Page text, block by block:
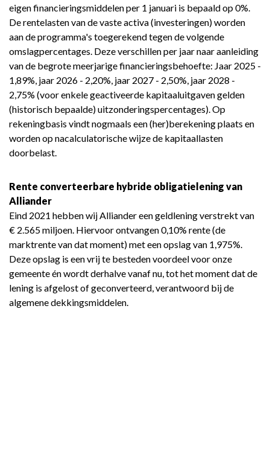
eigen financieringsmiddelen per 1 januari is bepaald op 0%.
De rentelasten van de vaste activa (investeringen) worden
aan de programma's toegerekend tegen de volgende
omslagpercentages. Deze verschillen per jaar naar aanleiding
van de begrote meerjarige financieringsbehoefte: Jaar 2025 -
1,89%, jaar 2026 - 2,20%, jaar 2027 - 2,50%, jaar 2028 -
2,75% (voor enkele geactiveerde kapitaaluitgaven gelden
(historisch bepaalde) uitzonderingspercentages). Op
rekeningbasis vindt nogmaals een (her)berekening plaats en
worden op nacalculatorische wijze de kapitaallasten
doorbelast.
Rente converteerbare hybride obligatielening van
Alliander
Eind 2021 hebben wij Alliander een geldlening verstrekt van
€ 2.565 miljoen. Hiervoor ontvangen 0,10% rente (de
marktrente van dat moment) met een opslag van 1,975%.
Deze opslag is een vrij te besteden voordeel voor onze
gemeente én wordt derhalve vanaf nu, tot het moment dat de
lening is afgelost of geconverteerd, verantwoord bij de
algemene dekkingsmiddelen.